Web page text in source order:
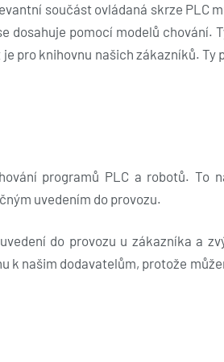
součást ovládaná skrze PLC
dosahuje pomocí modelů chování.
pro knihovnu našich zákazníků. Ty
programů PLC a robotů. To
uvedením do provozu.
do provozu u zákazníka a
k našim dodavatelům, protože